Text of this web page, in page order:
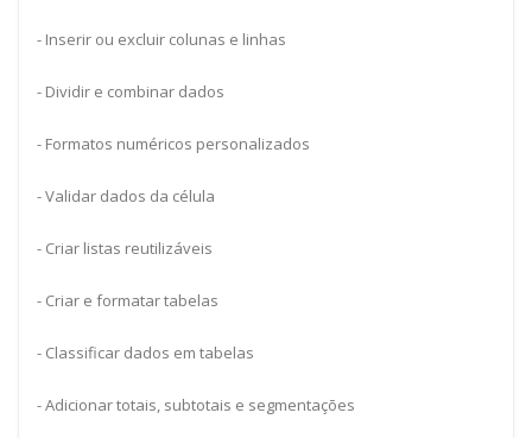
- Inserir ou excluir colunas e linhas
- Dividir e combinar dados
- Formatos numéricos personalizados
- Validar dados da célula
- Criar listas reutilizáveis
- Criar e formatar tabelas
- Classificar dados em tabelas
- Adicionar totais, subtotais e segmentações